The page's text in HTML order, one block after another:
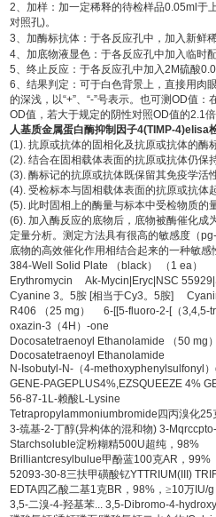
2、加样：加一定稀释的待检样品0.05ml 于
对照孔)。
3、加酶标抗体：于各反应孔中，加入新鲜
4、加底物液显色：于各反应孔中加入临时
5、终止反应：于各反应孔中加入2M硫酸
6、结果判定：可于白色背景上，直接用肉
的深浅，以“+”、 “-”号表示。也可测OD值：
OD值，若大于规定的阴性对照OD值的2.1
人基质金属蛋白酶抑制因子4(TIMP-4)elisa
(1). 抗原或抗体的固相化及抗原或抗体的酶
(2). 结合在固相载体表面的抗原或抗体仍保
(3). 酶标记的抗原或抗体既保留其免疫学活
(4). 受检标本与固相载体表面的抗原或抗体
(5). 此时固相上的酶量与标本中受检物质的
(6). 加入酶反应的底物后，底物被酶催化成
定量分析。测定方法具有很高的敏感度（
底物的高效催化作用相结合起来的一种敏感
384-Well Solid Plate
（ black） （ 1 ea）
Erythromycin Ak-Mycin|Eryc|NSC
Cyanine 3。 5胺 [相当于Cy3。 5胺]
R406
（25 mg ） 6-[[5-fluoro-2-[（3,4,5-
oxazin-3 （4H ） -one
Docosatetraenoyl Ethanolamide
（50 mg ）
Docosatetraenoyl Ethanolamide
N-Isobutyl-N- （4-methoxyphenylsulfonyl ）
GENE-PAGEPLUS4%,EZSQUEEZE 4%
56-87-1L-赖酸 L-Lysine
Tetrapropylammoniumbromide 四丙溴化25
3-巯基-2-丁醇(异构体的混和物) 3-
Starchsoluble淀粉糊精500U超纯， 98%
Brilliantcresylbulue甲酚蓝100克AR ， 99%
52093-30-8三扶甲磺酸钇YTTRIUM(III)
EDTA四乙酸二基1克BR ， 98% ，≥10万 IU/g
3,5-二溴-4-羟基苯... 3,5-Dibromo-4-